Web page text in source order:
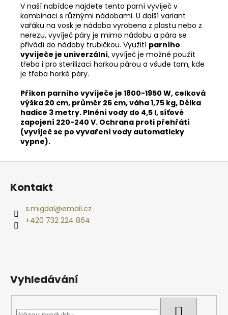
V naší nabídce najdete tento parní vyvíječ v
kombinaci s různými nádobami. U další variant
vařáku na vosk je nádoba vyrobena z plastu nebo z
nerezu, vyvíječ páry je mimo nádobu a pára se
přivádí do nádoby trubičkou. Využití parního
vyvíječe je univerzální, vyvíječ je možné použít
třeba i pro sterilizaci horkou párou a všude tam, kde
je třeba horké páry.
Příkon parního vyvíječe je 1800-1950 W, celková
výška 20 cm, průměr 26 cm, váha 1,75 kg, Délka
hadice 3 metry. Plnění vody do 4,5 l, síťové
zapojení 220-240 V. Ochrana proti přehřátí
(vyvíječ se po vyvaření vody automaticky
vypne).
Z
Kontakt
s.migdal@email.cz
+420 732 224 864
Vyhledávání